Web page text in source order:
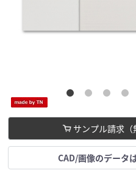
サンプル請求（
CAD/画像のデータ